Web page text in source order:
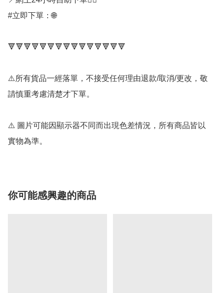
#立即下單：🌐
🔻🔻🔻🔻🔻🔻🔻🔻🔻🔻🔻🔻🔻🔻🔻
⚠️所有貨品一經落單，不接受任何理由退款/取消/更改，敬
請慎重考慮清楚才下單。
⚠️ 圖片可能因顯示器不同而出現色差情況，所有商品皆以
實物為準。
你可能感興趣的商品